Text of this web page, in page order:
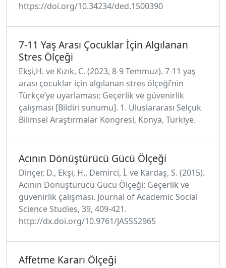
https://doi.org/10.34234/ded.1500390
7-11 Yaş Arası Çocuklar İçin Algılanan
Stres Ölçeği
Ekşi,H. ve Kızık, C. (2023, 8-9 Temmuz). 7-11 yaş
arası çocuklar için algılanan stres ölçeği’nin
Türkçe’ye uyarlaması: Geçerlik ve güvenirlik
çalışması [Bildiri sunumu]. 1. Uluslararası Selçuk
Bilimsel Araştırmalar Kongresi, Konya, Türkiye.
Acının Dönüştürücü Gücü Ölçeği
Dinçer, D., Ekşi, H., Demirci, İ. ve Kardaş, S. (2015).
Acının Dönüştürücü Gücü Ölçeği: Geçerlik ve
güvenirlik çalışması. Journal of Academic Social
Science Studies, 39, 409-421.
http://dx.doi.org/10.9761/JASSS2965
Affetme Kararı Ölçeği